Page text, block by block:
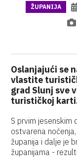
ŽUPANIJA
Oslanjajući se
vlastite
grad Slunj sve
turističkoj
S prvim jesenskim
ostvarena
županija i dalje je
županijama -